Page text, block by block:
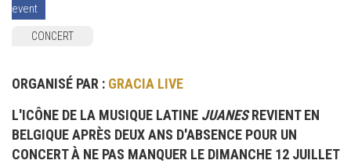
event
CONCERT
ORGANISÉ PAR : GRACIA LIVE
L'ICÔNE DE LA MUSIQUE LATINE JUANESREVIENT EN
BELGIQUE APRÈS DEUX ANS D'ABSENCE POUR UN
CONCERT À NE PAS MANQUER LE DIMANCHE 12 JUILLET